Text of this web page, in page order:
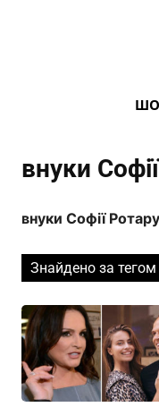
внуки
внуки Софії Ротару
Знайдено за тегом